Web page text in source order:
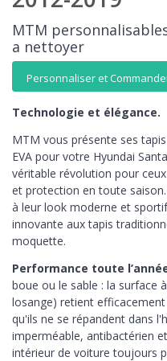
MTM
a nettoyer
Personnaliser et
Technologie et élégance.
MTM vous présente ses
EVA pour votre Hyundai
véritable révolution pour
et protection en toute
à leur look moderne et
innovante aux tapis
moquette.
Performance toute
boue ou le sable : la surface
losange) retient
qu'ils ne se répandent dans
imperméable, antibactérien
intérieur de voiture toujours